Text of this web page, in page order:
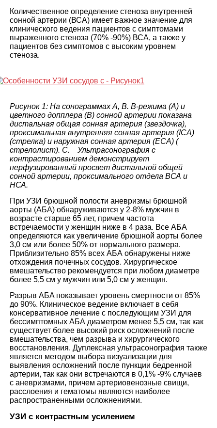
Количественное определение стеноза внутренней
сонной артерии (ВСА) имеет важное значение для
клинического ведения пациентов с симптомами
выраженного стеноза (70% -90%) ВСА, а также у
пациентов без симптомов с высоким уровнем
стеноза.
Рисунок 1: На сонограммах A, B. B-режима (A) и
цветного допплера (B) сонной артерии показана
дистальная общая сонная артерия (звездочка),
проксимальная внутренняя сонная артерия (ICA)
(стрелка) и наружная сонная артерия (ECA) (
стрелолист). C. Ультрасонография с
контрастированием демонстрирует
перфузированный просвет дистальной общей
сонной артерии, проксимального отдела ВСА и
НСА.
При УЗИ брюшной полости аневризмы брюшной
аорты (АБА) обнаруживаются у 2-8% мужчин в
возрасте старше 65 лет, причем частота
встречаемости у женщин ниже в 4 раза. Все АБА
определяются как увеличение брюшной аорты более
3,0 см или более 50% от нормального размера.
Приблизительно 85% всех АБА обнаружены ниже
отхождения почечных сосудов. Хирургическое
вмешательство рекомендуется при любом диаметре
более 5,5 см у мужчин или 5,0 см у женщин.
Разрыв AБA показывает уровень смертности от 85%
до 90%. Клиническое ведение включает в себя
консервативное лечение с последующим УЗИ для
бессимптомных АБА диаметром менее 5,5 см, так как
существует более высокий риск осложнений после
вмешательства, чем разрыва и хирургического
восстановления. Дуплексная ультрасонография также
является методом выбора визуализации для
выявления осложнений после пункции бедренной
артерии, так как они встречаются в 0,1% -9% случаев
с аневризмами, причем артериовенозные свищи,
расслоения и гематомы являются наиболее
распространенными осложнениями.
УЗИ с контрастным усилением